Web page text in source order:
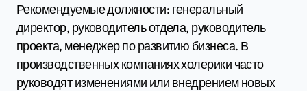
Рекомендуемые должности: генеральный
директор, руководитель отдела, руководитель
проекта, менеджер по развитию бизнеса. В
производственных компаниях холерики часто
руководят изменениями или внедрением новых